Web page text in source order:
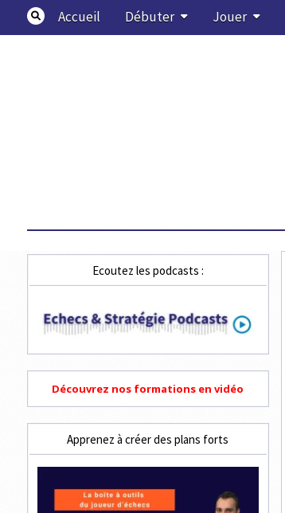
content
Accueil Débuter Jouer
Ecoutez les podcasts :
Découvrez nos formations en vidéo
Apprenez à créer des plans forts